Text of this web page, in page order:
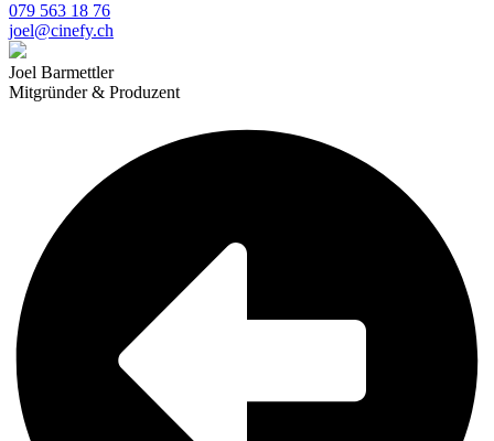
079 563 18 76
joel@cinefy.ch
Joel Barmettler
Mitgründer & Produzent